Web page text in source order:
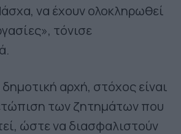
να έχουν ολοκληρωθεί
τόνισε
αρχή, στόχος είναι
των ζητημάτων που
ώστε να διασφαλιστούν